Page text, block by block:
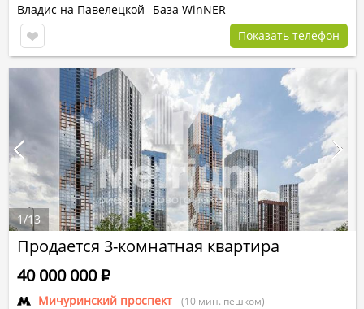
Владис на Павелецкой
База WinNER
Показать телефон
Продается 3-комнатная квартира
Мичуринский проспект (10 мин. пешком)
40 000 000Р
1/13